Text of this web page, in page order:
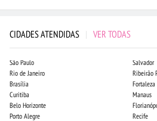
CIDADES ATENDIDAS | VER TODAS
São Paulo
Rio de Janeiro
Brasília
Curitiba
Belo Horizonte
Porto Alegre
Salvador
Ribeirão
Fortaleza
Manaus
Recife